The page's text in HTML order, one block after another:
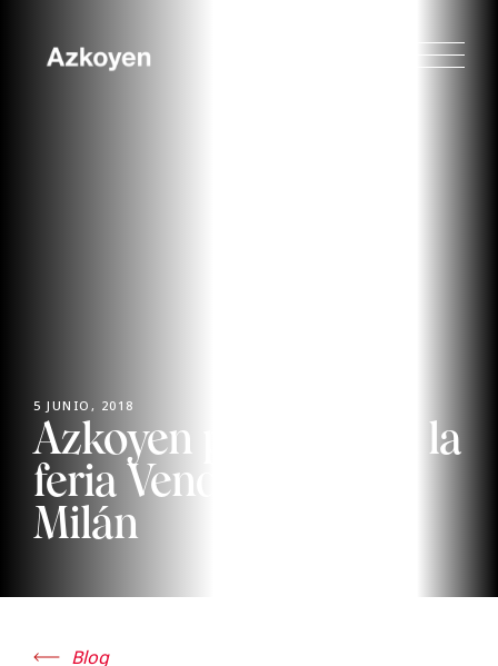
5 JUNIO, 2018
Azkoyen presente en la
feria Venditalia de
Milán
Blog